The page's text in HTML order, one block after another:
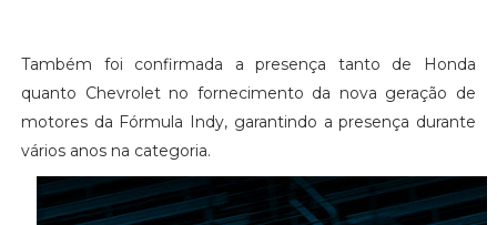
Também foi confirmada a presença tanto de Honda
quanto Chevrolet no fornecimento da nova geração de
motores da Fórmula Indy, garantindo a presença durante
vários anos na categoria.